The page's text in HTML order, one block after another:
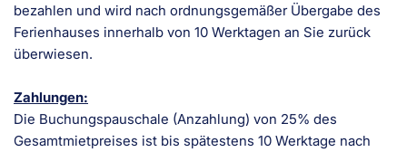
bezahlen und wird nach ordnungsgemäßer Übergabe des
Ferienhauses innerhalb von 10 Werktagen an Sie zurück
überwiesen.
Zahlungen:
Die Buchungspauschale (Anzahlung) von 25% des
Gesamtmietpreises ist bis spätestens 10 Werktage nach